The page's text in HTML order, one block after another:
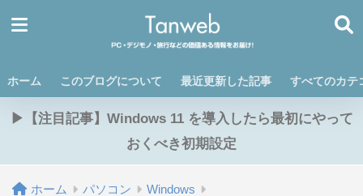
ホーム このブログについて 最近更新した記事 すべてのカテ
▶【注目記事】Windows 11 を導入したら最初にやって
おくべき初期設定
ホーム パソコン Windows